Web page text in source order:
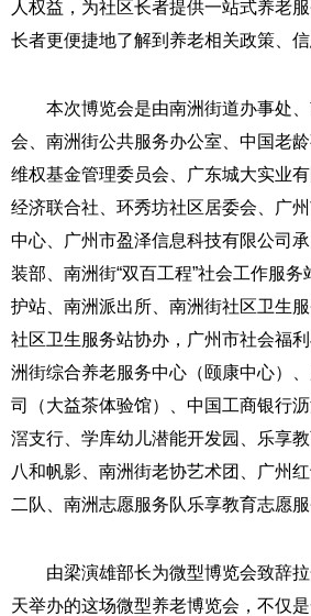
人权益，为社区长者提供一站式养老
长者更便捷地了解到养老相关政策、信
本次博览会是由南洲街道办事处、
会、南洲街公共服务办公室、中国老
维权基金管理委员会、广东城大实业
经济联合社、环秀坊社区居委会、广
中心、广州市盈泽信息科技有限公司
装部、南洲街“双百工程”社会工作服
护站、南洲派出所、南洲街社区卫生
社区卫生服务站协办，广州市社会福
洲街综合养老服务中心（颐康中心）
司（大益茶体验馆）、中国工商银行
滘支行、学库幼儿潜能开发园、乐享教
八和帆影、南洲街老协艺术团、广州
二队、南洲志愿服务队乐享教育志愿服
由梁演雄部长为微型博览会致辞拉
天举办的这场微型养老博览会，不仅